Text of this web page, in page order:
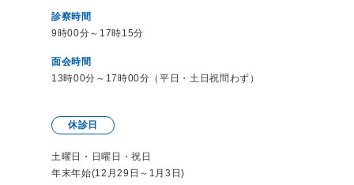
診察時間
9時00分～17時15分
面会時間
13時00分～17時00分（平日・土日祝問わず）
休診日
土曜日・日曜日・祝日
年末年始(12月29日～1月3日)